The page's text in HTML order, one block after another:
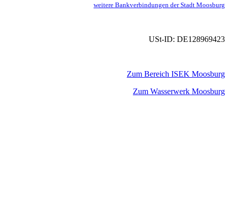
weitere Bankverbindungen der Stadt Moosburg
USt-ID: DE128969423
Zum Bereich ISEK Moosburg
Zum Wasserwerk Moosburg